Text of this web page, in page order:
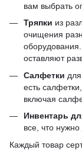
вам выбрать
Тряпки из
очищения
оставляют
Салфетки
есть
включая
Инвентарь
все, что
Каждый товар